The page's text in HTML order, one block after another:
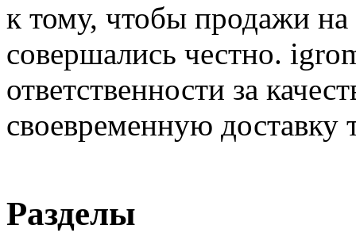
к тому, чтобы продажи
совершались честно.
ответственности за
своевременную доставку
Разделы